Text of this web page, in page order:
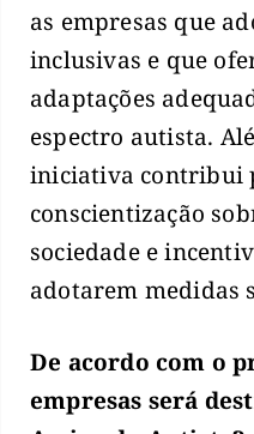
as empresas que
inclusivas e que
adaptações
espectro autista.
iniciativa contribui
conscientização
sociedade e
adotarem medidas
De acordo com o
empresas será